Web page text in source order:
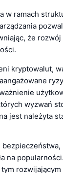
w ramach
że
kryptowalut,
wyzwań
jest należyta
na